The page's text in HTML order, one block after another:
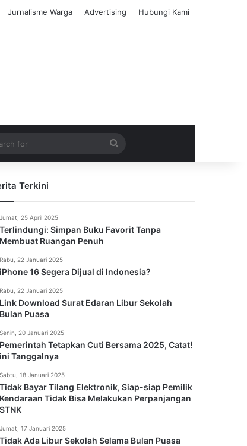
Jurnalisme Warga Advertising Hubungi Kami
for
Terkini
Jumat, 25 April 2025
Terlindungi: Simpan Buku Favorit Tanpa
Membuat Ruangan Penuh
Rabu, 22 Januari 2025
iPhone 16 Segera Dijual di Indonesia?
Rabu, 22 Januari 2025
Link Download Surat Edaran Libur Sekolah
Bulan Puasa
Senin, 20 Januari 2025
Pemerintah Tetapkan Cuti Bersama 2025, Catat!
ini Tanggalnya
Sabtu, 18 Januari 2025
Tidak Bayar Tilang Elektronik, Siap-siap Pemilik
Kendaraan Tidak Bisa Melakukan Perpanjangan
STNK
Jumat, 17 Januari 2025
Tidak Ada Libur Sekolah Selama Bulan Puasa